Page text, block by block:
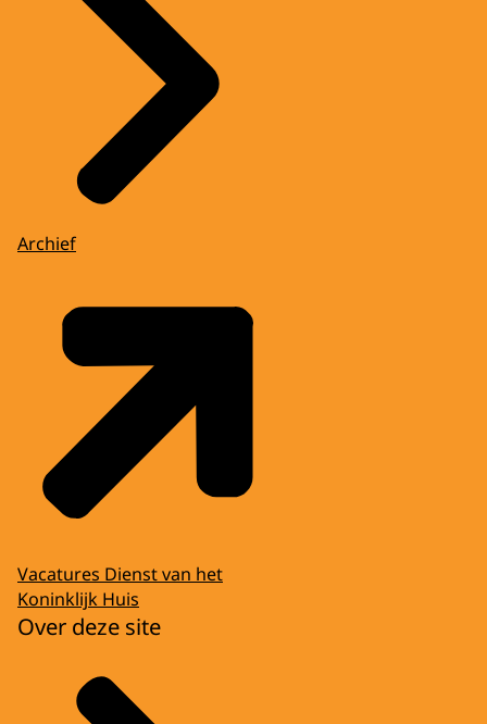
Archief
Vacatures Dienst van het
Koninklijk Huis
Over deze site